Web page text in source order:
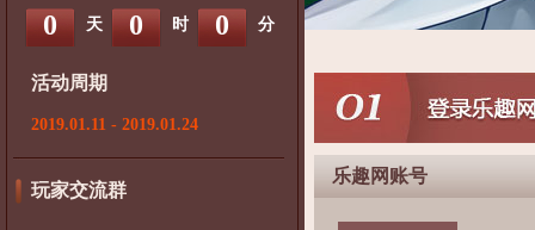
0 天 0 时 0 分
活动周期
2019.01.11 - 2019.01.24
玩家交流群
乐趣网账号